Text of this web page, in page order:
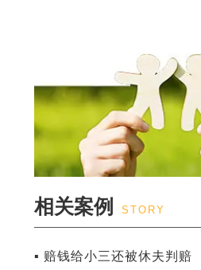
相关案例 STORY
▪ 赔钱给小三还被休夫判赔